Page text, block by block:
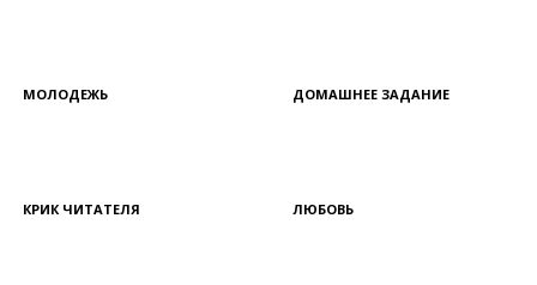
МОЛОДЕЖЬ ДОМАШНЕЕ ЗАДАНИЕ
КРИК ЧИТАТЕЛЯ ЛЮБОВЬ